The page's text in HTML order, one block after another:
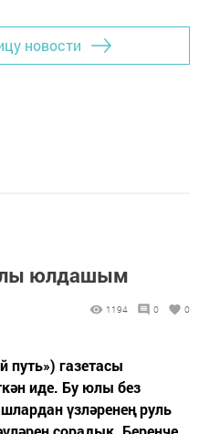
новости
юлдашым
1194 0 0
путь») газетасы
иде. Бу юлы без
үзләренең руль